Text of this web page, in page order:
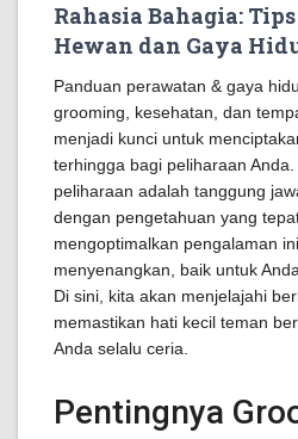
Rahasia Bahagia:
Hewan dan Gaya
Panduan perawatan & gaya
grooming, kesehatan, dan
menjadi kunci untuk
terhingga bagi peliharaan
peliharaan adalah tanggung
dengan pengetahuan yang
mengoptimalkan pengalaman
menyenangkan, baik untuk
Di sini, kita akan menjelajahi
memastikan hati kecil teman
Anda selalu ceria.
Pentingnya